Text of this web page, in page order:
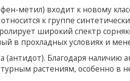
метил) входит к новому
к группе
широкий спектр
в прохладных условиях и
(антидот). Благодаря
растениям, особенно в